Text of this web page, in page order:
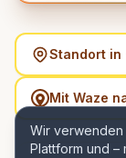
Wir
Plattform und –
Standort in
Mit Waze